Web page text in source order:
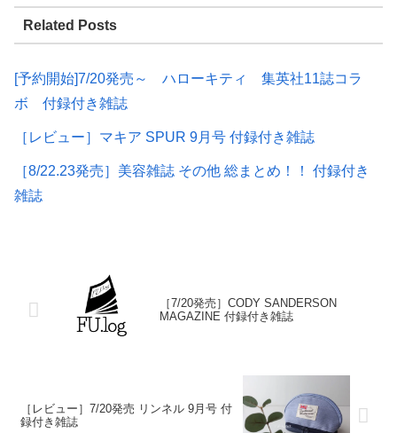
Related Posts
[予約開始]7/20発売～ ハローキティ 集英社11誌コラ
ボ 付録付き雑誌
［レビュー］マキア SPUR 9月号 付録付き雑誌
［8/22.23発売］美容雑誌 その他 総まとめ！！ 付録付き
雑誌
［7/20発売］CODY SANDERSON
MAGAZINE 付録付き雑誌
［レビュー］7/20発売 リンネル 9月号 付
録付き雑誌